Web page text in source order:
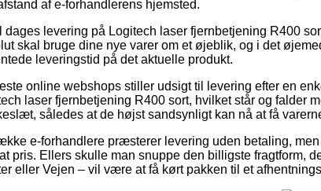
af e-forhandlerens hjemsted.
dages levering på Logitech laser fjernbetjening R400
skal bruge dine nye varer om et øjeblik, og i det
leveringstid på det aktuelle produkt.
online webshops stiller udsigt til levering efter en
laser fjernbetjening R400 sort, hvilket står og falder
således at de højst sandsynligt kan nå at få
e-forhandlere præsterer levering uden betaling,
pris. Ellers skulle man snuppe den billigste fragtform,
eller Vejen – vil være at få kørt pakken til et